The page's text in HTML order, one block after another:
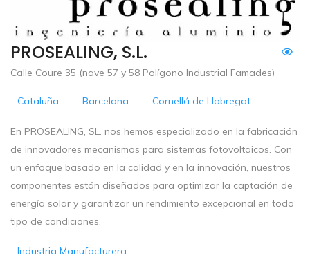
PROSEALING, S.L.
Calle Coure 35 (nave 57 y 58 Polígono Industrial Famades)
Cataluña - Barcelona - Cornellá de Llobregat
En PROSEALING, SL. nos hemos especializado en la fabricación
de innovadores mecanismos para sistemas fotovoltaicos. Con
un enfoque basado en la calidad y en la innovación, nuestros
componentes están diseñados para optimizar la captación de
energía solar y garantizar un rendimiento excepcional en todo
tipo de condiciones.
Industria Manufacturera